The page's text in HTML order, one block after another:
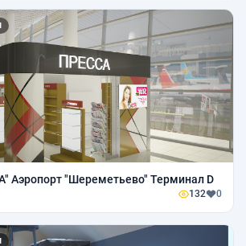
Аэропорт "Шереметьево" Терминал D
132 0